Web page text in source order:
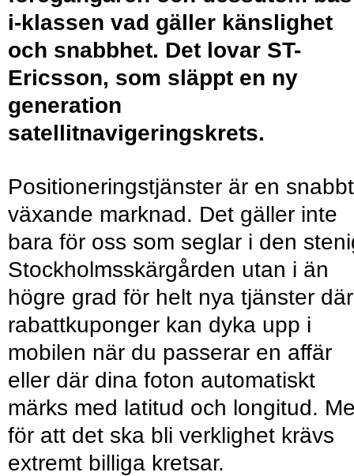
i-klassen vad gäller känslighet
och snabbhet. Det lovar ST-
Ericsson, som släppt en ny
generation
satellitnavigeringskrets.
Positioneringstjänster är en snabbt
växande marknad. Det gäller inte
bara för oss som seglar i den
Stockholmsskärgården utan i än
högre grad för helt nya tjänster där
rabattkuponger kan dyka upp i
mobilen när du passerar en affär
eller där dina foton automatiskt
märks med latitud och longitud.
för att det ska bli verklighet krävs
extremt billiga kretsar.